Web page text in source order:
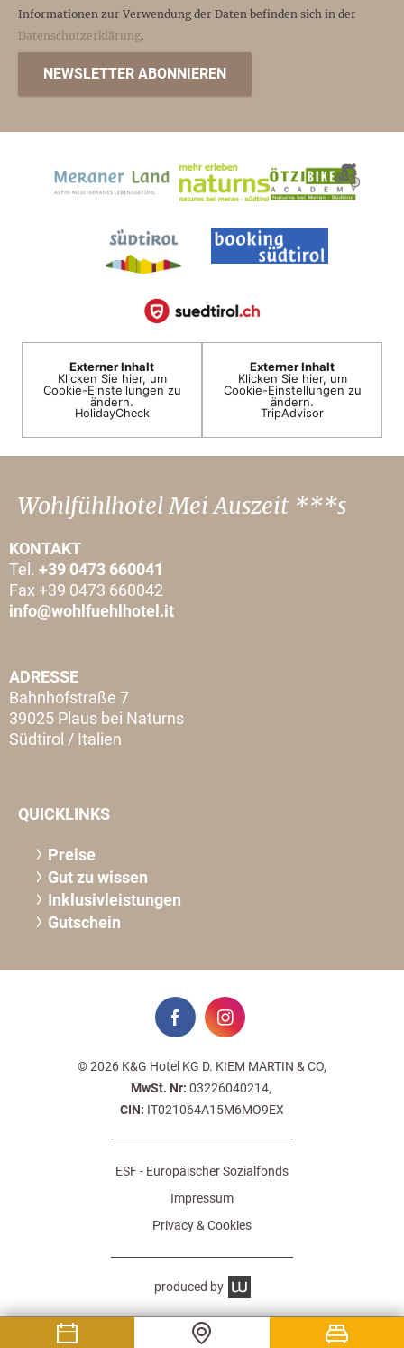
Informationen zur Verwendung der Daten befinden sich in der
Datenschutzerklärung.
NEWSLETTER ABONNIEREN
Externer Inhalt
Klicken Sie hier, um
Cookie-Einstellungen zu
ändern.
HolidayCheck
Externer Inhalt
Klicken Sie hier, um
Cookie-Einstellungen zu
ändern.
TripAdvisor
Wohlfühlhotel Mei Auszeit ***s
KONTAKT
Tel. +39 0473 660041
Fax +39 0473 660042
info@wohlfuehlhotel.it
ADRESSE
Bahnhofstraße 7
39025 Plaus bei Naturns
Südtirol / Italien
QUICKLINKS
Preise
Gut zu wissen
Inklusivleistungen
Gutschein
© 2026 K&G Hotel KG D. KIEM MARTIN & CO,
MwSt. Nr: 03226040214,
CIN: IT021064A15M6MO9EX
ESF - Europäischer Sozialfonds
Impressum
Privacy & Cookies
produced by